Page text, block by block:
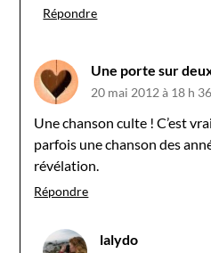
Répondre
Une porte sur
20 mai 2012 à 18 h
Une chanson culte ! C’est
parfois une chanson des
révélation.
Répondre
lalydo